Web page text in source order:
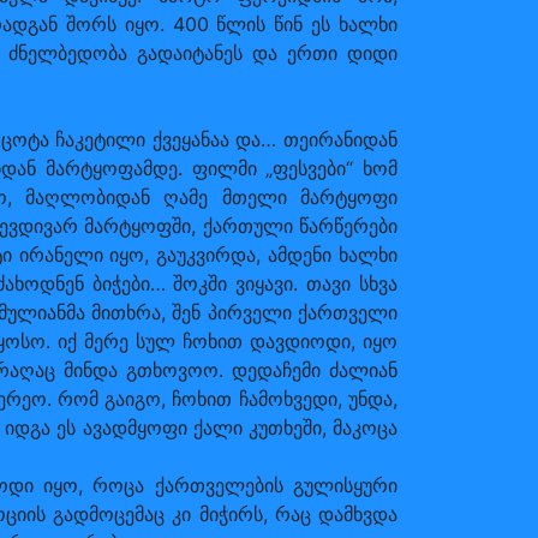
შორს იყო. 400 წლის წინ ეს ხალხი
ძნელბედობა გადაიტანეს და ერთი დიდი
ჩაკეტილი ქვეყანაა და… თეირანიდან
მარტყოფამდე. ფილმი „ფესვები“ ხომ
მაღლობიდან ღამე მთელი მარტყოფი
მარტყოფში, ქართული წარწერები
ირანელი იყო, გაუკვირდა, ამდენი ხალხი
ბიჭები… შოკში ვიყავი. თავი სხვა
მითხრა, შენ პირველი ქართველი
იქ მერე სულ ჩოხით დავდიოდი, იყო
მინდა გთხოვოო. დედაჩემი ძალიან
რომ გაიგო, ჩოხით ჩამოხვედი, უნდა,
ეს ავადმყოფი ქალი კუთხეში, მაკოცა
იყო, როცა ქართველების გულისყური
გადმოცემაც კი მიჭირს, რაც დამხვდა